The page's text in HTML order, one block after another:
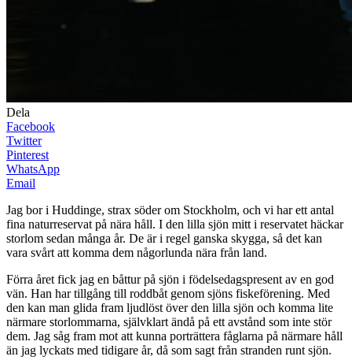
Dela
Facebook
Twitter
Pinterest
WhatsApp
Email
Jag bor i Huddinge, strax söder om Stockholm, och vi har ett antal
fina naturreservat på nära håll. I den lilla sjön mitt i reservatet häckar
storlom sedan många år. De är i regel ganska skygga, så det kan
vara svårt att komma dem någorlunda nära från land.
Förra året fick jag en båttur på sjön i födelsedagspresent av en god
vän. Han har tillgång till roddbåt genom sjöns fiskeförening. Med
den kan man glida fram ljudlöst över den lilla sjön och komma lite
närmare storlommarna, självklart ändå på ett avstånd som inte stör
dem. Jag såg fram mot att kunna porträttera fåglarna på närmare håll
än jag lyckats med tidigare år, då som sagt från stranden runt sjön.